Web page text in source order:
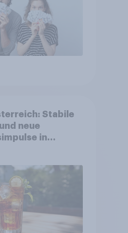
Stabile
neue
in